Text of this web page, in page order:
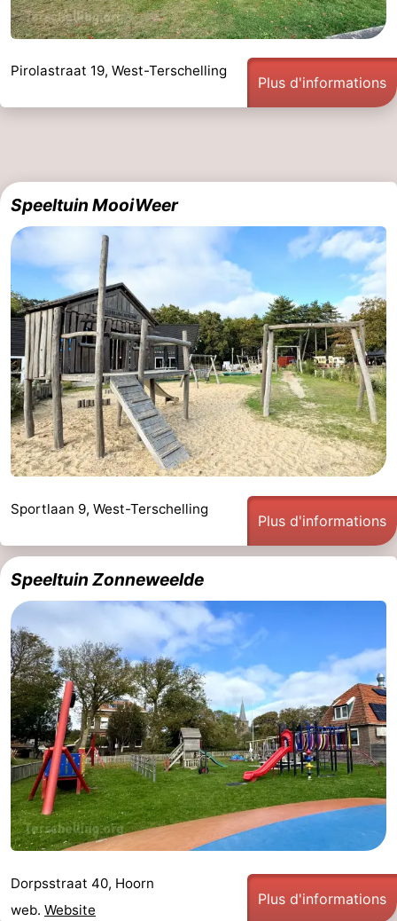
Pirolastraat 19, West-Terschelling
Plus d'informations
Speeltuin MooiWeer
Sportlaan 9, West-Terschelling
Plus d'informations
Speeltuin Zonneweelde
Dorpsstraat 40, Hoorn
web. Website
Plus d'informations